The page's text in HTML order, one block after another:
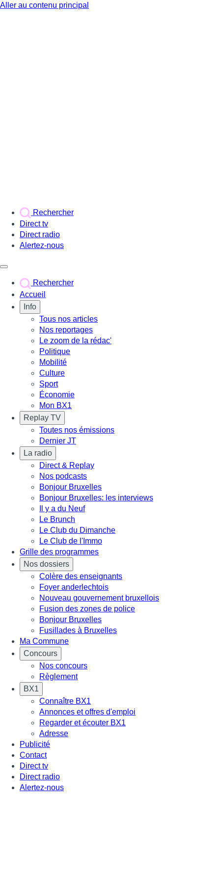
Aller au contenu principal
Rechercher
Direct tv
Direct radio
Alertez-nous
Rechercher
Accueil
Info
Tous nos articles
Nos reportages
Le zoom de la rédac'
Politique
Mobilité
Culture
Sport
Économie
Mon BX1
Replay TV
Toutes nos émissions
Dernier JT
La radio
Direct & Replay
Nos podcasts
Bonjour Bruxelles
Bonjour Bruxelles: les interviews
Il y a du Neuf
Le Brunch
Le Club du Dimanche
Le Club de l'Immo
Grille des programmes
Nos dossiers
Colère des enseignants
Foyer anderlechtois
Nouveau gouvernement bruxellois
Fusion des zones de police
Bonjour Bruxelles
Fusillades à Bruxelles
Ma Commune
Concours
Nos concours
Règlement
BX1
Connaître BX1
Annonces et offres d'emploi
Regarder et écouter BX1
Adresse
Publicité
Contact
Direct tv
Direct radio
Alertez-nous